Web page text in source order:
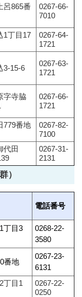
呂865番
0267-66-
7010
1丁目17
0267-64-
1721
3-15-6
0267-63-
1721
字寺脇
0267-66-
1721
779番地
0267-82-
7100
代田
0267-31-
2131
）
電話番号
丁目3
0268-22‐
3580
番地
0267‐23‐
6131
丁目1
0267-22-
0250